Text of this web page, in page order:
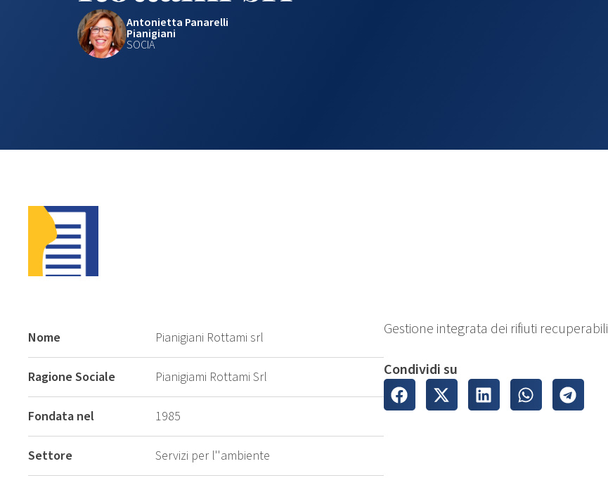
Antonietta Panarelli
Pianigiani
SOCIA
Nome Pianigiani Rottami srl
Ragione Sociale Pianigiami Rottami Srl
Fondata nel 1985
Settore Servizi per l''ambiente
Gestione integrata dei rifiuti recuperabili
Condividi su